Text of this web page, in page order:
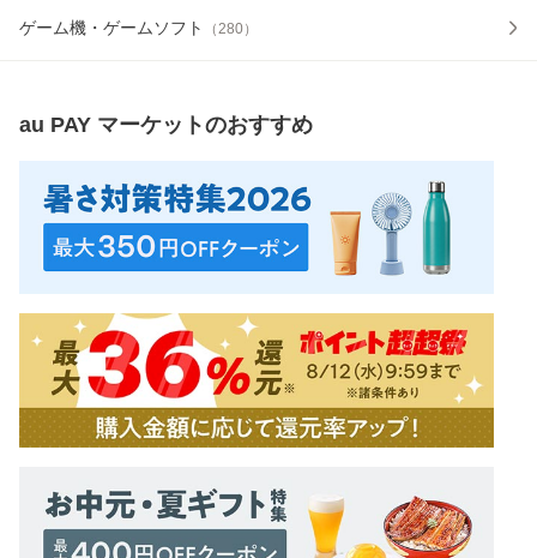
ゲーム機・ゲームソフト （280）
au PAY マーケットのおすすめ